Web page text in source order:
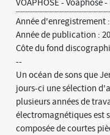
VOAPHOSE - Voaphose
Année d'enregistrement
Année de publication :
Côte du fond
--
Un océan de sons que
jours-ci une sélection
plusieurs années de
électromagnétiques est
composée de courtes